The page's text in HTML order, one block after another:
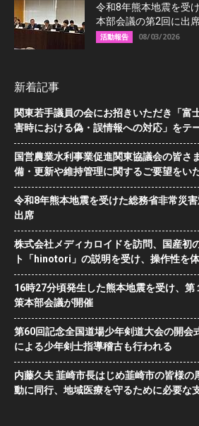
令和8年熊本地震を受
本部会議の第2回に出
活動報告 08/03/2026
新着記事
関東若手議員の会にお招きいただき「富
害時における偽・誤情報への対応」をテ
国営農業水利事業促進関東協議会の皆さ
備・更新や維持管理に関するご要望をい
令和8年熊本地震を受けた総務省非常災
出席
株式会社メディカロイドを訪問、国産初
ト「hinotori」の説明を受け、操作性を
16時27分頃発生した熊本地震を受け、第
策本部会議が開催
第60回記念全国道場少年剣道大会の開会
による少年剣士指導稽古も行われる
内藤久夫 韮崎市長はじめ韮崎市の皆様の
動に同行、地域医療を守るために必要な